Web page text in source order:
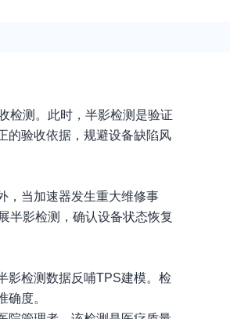
检测。此时，半影检测是验证
的验收依据，规避设备缺陷风
，当加速器发生重大维修事
半影检测，确认设备状态恢复
影检测数据反哺TPS建模。检
度。